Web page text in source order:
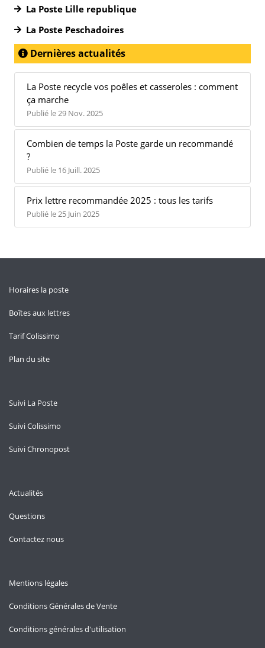
La Poste Lille republique
La Poste Peschadoires
Dernières actualités
La Poste recycle vos poêles et casseroles : comment
ça marche
Publié le 29 Nov. 2025
Combien de temps la Poste garde un recommandé
?
Publié le 16 Juill. 2025
Prix lettre recommandée 2025 : tous les tarifs
Publié le 25 Juin 2025
Horaires la poste
Boîtes aux lettres
Tarif Colissimo
Plan du site
Suivi La Poste
Suivi Colissimo
Suivi Chronopost
Actualités
Questions
Contactez nous
Mentions légales
Conditions Générales de Vente
Conditions générales d'utilisation